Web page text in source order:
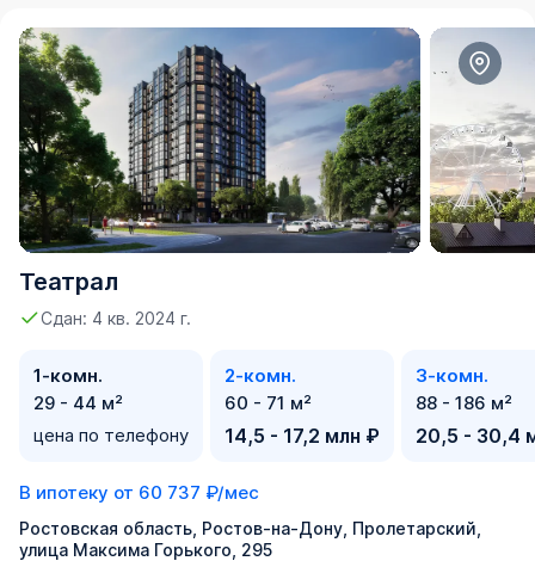
Театрал
Сдан: 4 кв. 2024 г.
1-комн.
29 - 44 м²
цена по телефону
2-комн.
60 - 71 м²
14,5 - 17,2 млн ₽
3-комн.
88 - 186 м²
20,5 - 30,4
В ипотеку от 60 737 ₽/мес
Ростовская область, Ростов-на-Дону, Пролетарский,
улица Максима Горького, 295